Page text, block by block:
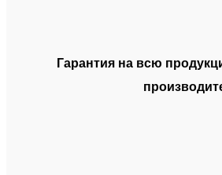
Гарантия на всю